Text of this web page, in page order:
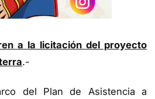
a la licitación del proyecto
.-
del Plan de Asistencia a